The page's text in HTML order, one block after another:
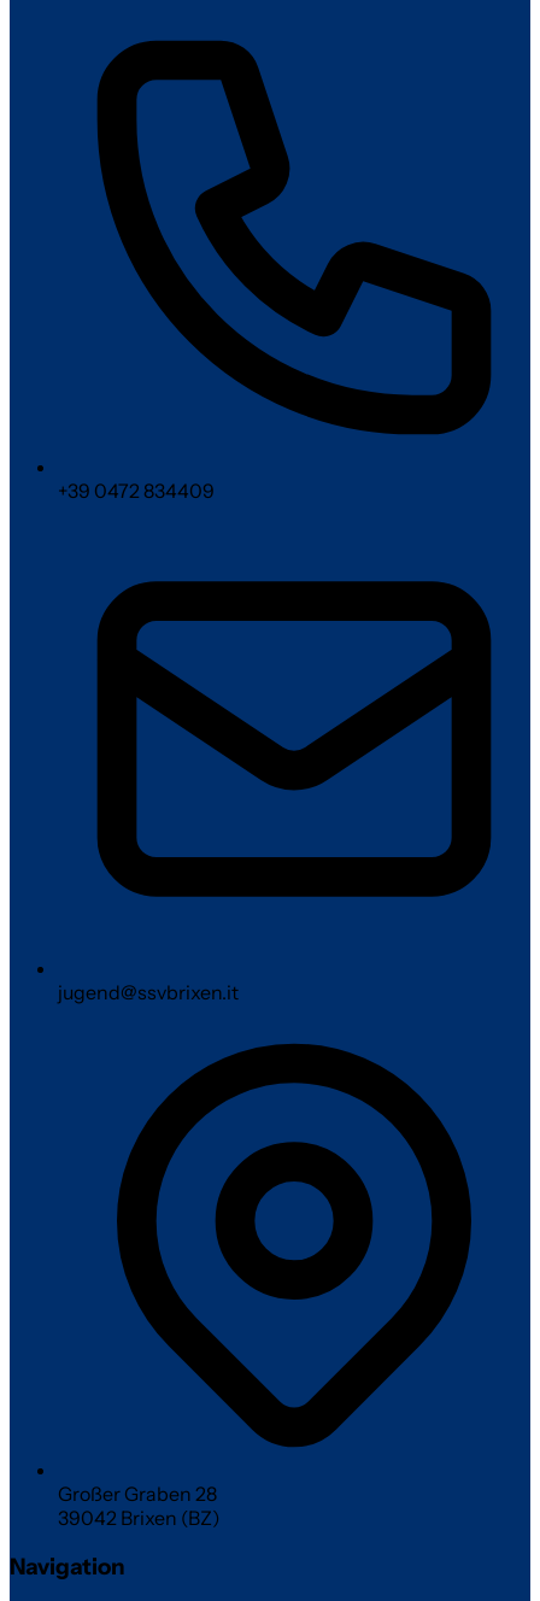
+39 0472 834409
jugend@ssvbrixen.it
Großer Graben 28
39042 Brixen (BZ)
Navigation